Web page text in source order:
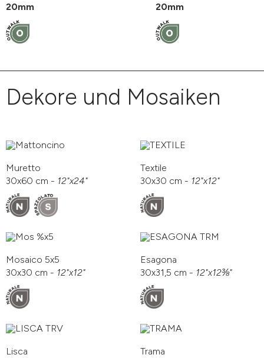
20mm
20mm
Dekore und Mosaiken
Muretto
30x60 cm - 12"x24"
Textile
30x30 cm - 12"x12"
Mosaico 5x5
30x30 cm - 12"x12"
Esagona
30x31,5 cm - 12"x12⅜"
Lisca
Trama